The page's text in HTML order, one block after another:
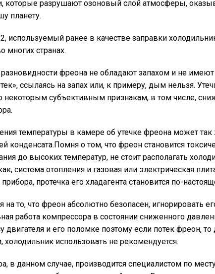
которые разрушают озоновый слой атмосферы,
планету.
используемый ранее в качестве заправки
многих странах.
фреона не обладают запахом и не имеют
ссылаясь на запах или, к примеру, дым нельзя.
некоторым субъективным признакам, в том числе,
температуры в камере об утечке фреона может так
конденсата.Помня о том, что фреон становится
до высоких температур, не стоит располагать
система отопления и газовая или электрическая
протечка его хладагента становится по-
то, что фреон абсолютно безопасен, игнорировать
работа компрессора в состоянии сниженного
двигателя и его поломке поэтому если потек фреон, то
холодильник использовать не рекомендуется.
в данном случае, производится специалистом по